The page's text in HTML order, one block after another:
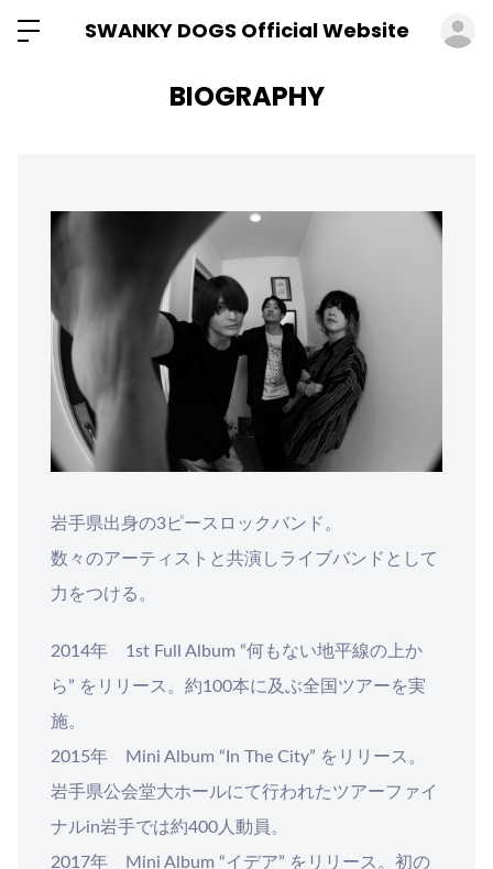
SWANKY DOGS Official Website
BIOGRAPHY
岩手県出身の3ピースロックバンド。
数々のアーティストと共演しライブバンドとして
力をつける。
2014年 1st Full Album “何もない地平線の上か
ら” をリリース。約100本に及ぶ全国ツアーを実
施。
2015年 Mini Album “In The City” をリリース。
岩手県公会堂大ホールにて行われたツアーファイ
ナルin岩手では約400人動員。
2017年 Mini Album “イデア” をリリース。初の